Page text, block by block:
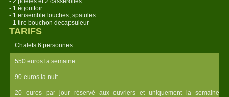
- 1 égouttoir
- 1 ensemble louches, spatules
- 1 tire bouchon decapsuleur
TARIFS
Chalets 6 personnes :
550 euros la semaine
90 euros la nuit
20 euros par jour réservé aux ouvriers et uniquement la semaine